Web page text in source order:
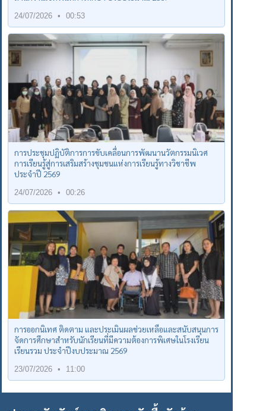
24/07/2026 00:53
การประชุมปฏิบัติการการขับเคลื่อนการพัฒนานวัตกรรมนิเวศ
การเรียนรู้สู่การเสริมสร้างชุมชนแห่งการเรียนรู้ทางวิชาชีพ
ประจำปี 2569
24/07/2026 00:26
การออกนิเทศ ติดตาม และประเมินผลช่วยเหลือและสนับสนุนการ
จัดการศึกษาสำหรับนักเรียนที่มีความต้องการพิเศษในโรงเรียน
เรียนรวม ประจำปีงบประมาณ 2569
23/07/2026 11:00